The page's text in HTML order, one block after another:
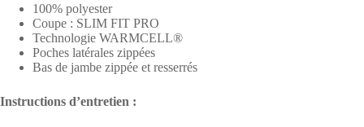
100% polyester
Coupe : SLIM FIT PRO
Technologie WARMCELL®
Poches latérales zippées
Bas de jambe zippée et resserrés
Instructions d’entretien :